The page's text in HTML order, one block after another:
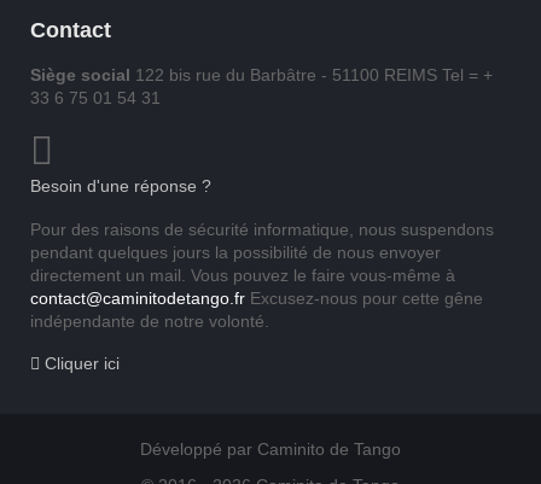
Contact
Siège social 122 bis rue du Barbâtre - 51100 REIMS Tel = +
33 6 75 01 54 31
Besoin d'une réponse ?
Pour des raisons de sécurité informatique, nous suspendons
pendant quelques jours la possibilité de nous envoyer
directement un mail. Vous pouvez le faire vous-même à
contact@caminitodetango.fr Excusez-nous pour cette gêne
indépendante de notre volonté.
Cliquer ici
Développé par Caminito de Tango